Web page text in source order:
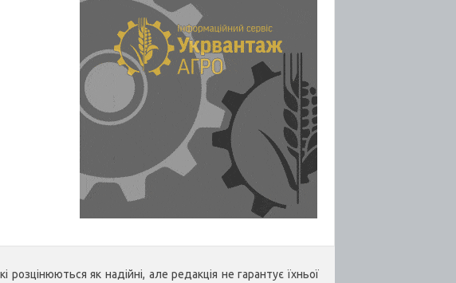
як надійні, але редакція не гарантує їхньої